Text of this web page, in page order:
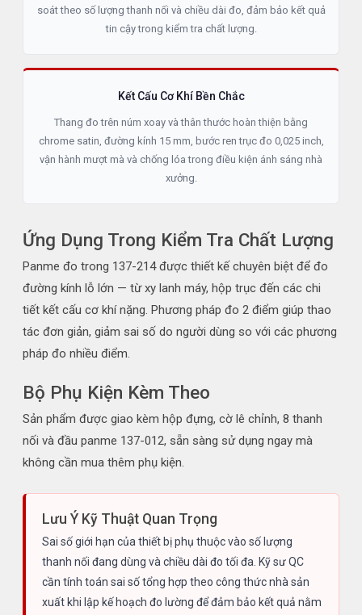
soát theo số lượng thanh nối và chiều dài đo, đảm bảo kết quả
tin cậy trong kiểm tra chất lượng.
Kết Cấu Cơ Khí Bền Chắc
Thang đo trên núm xoay và thân thước hoàn thiện bằng
chrome satin, đường kính 15 mm, bước ren trục đo 0,025 inch,
vận hành mượt mà và chống lóa trong điều kiện ánh sáng nhà
xưởng.
Ứng Dụng Trong Kiểm Tra Chất Lượng
Panme đo trong 137-214 được thiết kế chuyên biệt để đo
đường kính lỗ lớn — từ xy lanh máy, hộp trục đến các chi
tiết kết cấu cơ khí nặng. Phương pháp đo 2 điểm giúp thao
tác đơn giản, giảm sai số do người dùng so với các phương
pháp đo nhiều điểm.
Bộ Phụ Kiện Kèm Theo
Sản phẩm được giao kèm hộp đựng, cờ lê chỉnh, 8 thanh
nối và đầu panme 137-012, sẵn sàng sử dụng ngay mà
không cần mua thêm phụ kiện.
Lưu Ý Kỹ Thuật Quan Trọng
Sai số giới hạn của thiết bị phụ thuộc vào số lượng
thanh nối đang dùng và chiều dài đo tối đa. Kỹ sư QC
cần tính toán sai số tổng hợp theo công thức nhà sản
xuất khi lập kế hoạch đo lường để đảm bảo kết quả nằm